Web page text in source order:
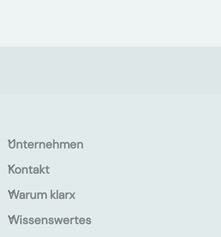
Unternehmen
Kontakt
Warum klarx
Wissenswertes